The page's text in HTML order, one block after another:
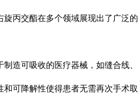
丙交酯在多个领域展现出了广泛的
造可吸收的医疗器械，如缝合线、
可降解性使得患者无需再次手术取